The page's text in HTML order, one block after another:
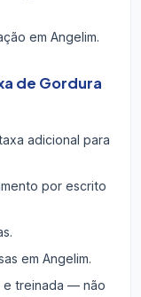
em Angelim.
de Gordura
adicional para
por escrito
em Angelim.
e treinada — não